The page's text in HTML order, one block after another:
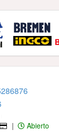
| Abierto